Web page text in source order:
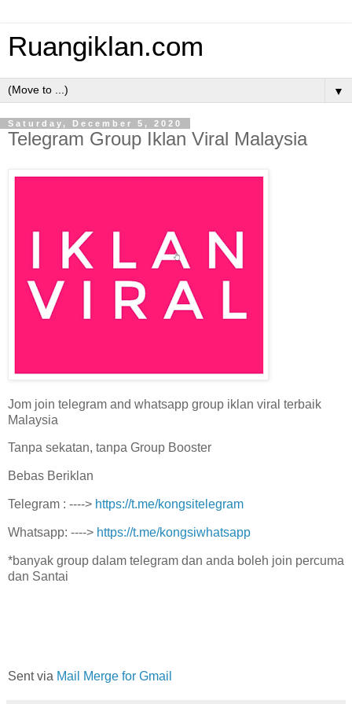
Ruangiklan.com
▼
Saturday, December 5, 2020
Telegram Group Iklan Viral Malaysia
Jom join telegram and whatsapp group iklan viral terbaik
Malaysia
Tanpa sekatan, tanpa Group Booster
Bebas Beriklan
Telegram : ----> https://t.me/kongsitelegram
Whatsapp: ----> https://t.me/kongsiwhatsapp
*banyak group dalam telegram dan anda boleh join percuma
dan Santai
Sent via Mail Merge for Gmail